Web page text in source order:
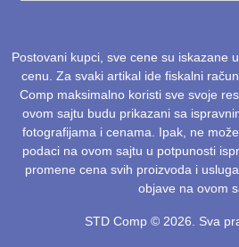
Postovani kupci, sve cene su iskazane
cenu. Za svaki artikal ide fiskalni
Comp maksimalno koristi sve svoje
ovom sajtu budu prikazani sa
fotografijama i cenama. Ipak, ne
podaci na ovom sajtu u potpunosti
promene cena svih proizvoda i
objave na ovom
STD Comp © 2026. Sva